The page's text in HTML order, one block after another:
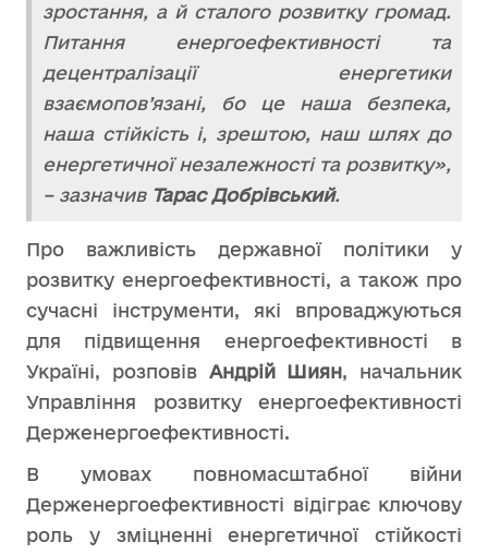
зростання, а й сталого розвитку громад.
Питання енергоефективності та
децентралізації енергетики
взаємопов’язані, бо це наша безпека,
наша стійкість і, зрештою, наш шлях до
енергетичної незалежності та розвитку»,
– зазначив Тарас Добрівський.
Про важливість державної політики у
розвитку енергоефективності, а також про
сучасні інструменти, які впроваджуються
для підвищення енергоефективності в
Україні, розповів Андрій Шиян, начальник
Управління розвитку енергоефективності
Держенергоефективності.
В умовах повномасштабної війни
Держенергоефективності відіграє ключову
роль у зміцненні енергетичної стійкості